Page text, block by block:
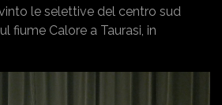
le selettive del centro sud
fiume Calore a Taurasi, in